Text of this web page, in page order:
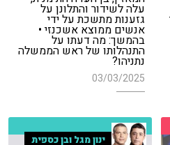
עלה לשידור והתלונן על
גזענות מתשכת על ידי
אנשים ממוצא אשכנזי •
בהמשך: מה דעתו על
התנהלותו של ראש הממשלה
נתניהו?
03/03/2025
ינון מגל ובן כספית